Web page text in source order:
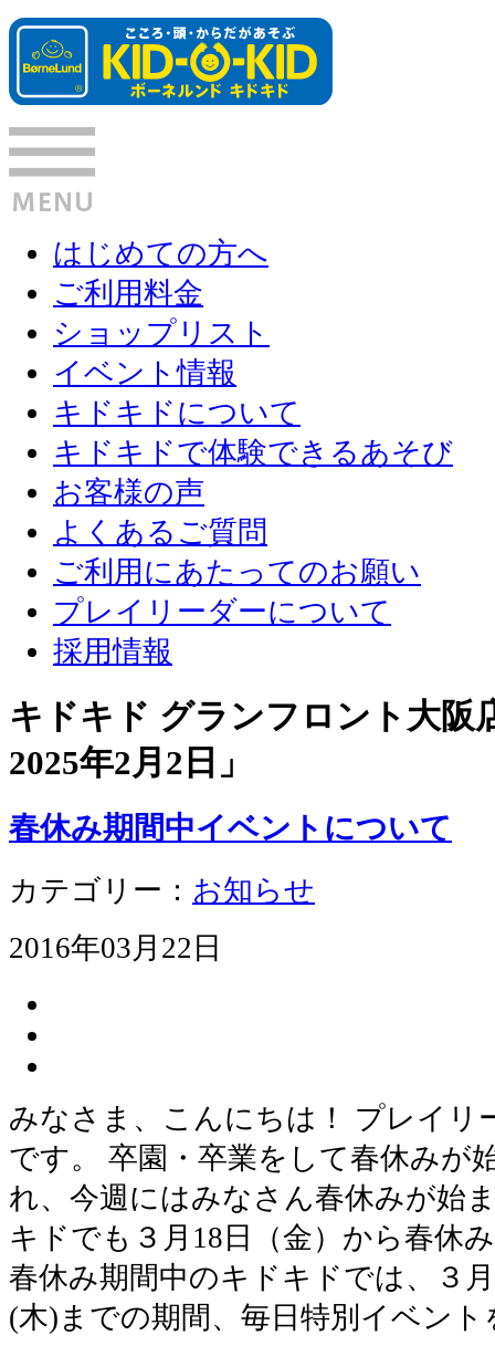
はじめての方へ
ご利用料金
ショップリスト
イベント情報
キドキドについて
キドキドで体験できるあそび
お客様の声
よくあるご質問
ご利用にあたってのお願い
プレイリーダーについて
採用情報
キドキド グランフロント大
2025年2月2日 」
春休み期間中イベントについて
カテゴリー： お知らせ
2016年03月22日
みなさま、こんにちは！ プレイリ
です。 卒園・卒業をして春休みが
れ、今週にはみなさん春休みが始
キドでも３月18日（金）から春休
春休み期間中のキドキドでは、３
(木)までの期間、毎日特別イベン